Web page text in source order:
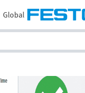
Global